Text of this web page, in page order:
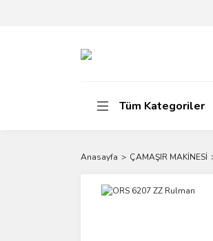
Tüm Kategoriler
Anasayfa ÇAMAŞIR MAKİNESİ